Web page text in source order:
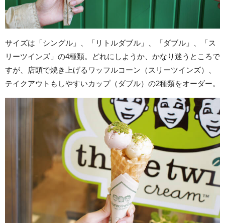
サイズは「シングル」、「リトルダブル」、「ダブル」、「ス
リーツインズ」の4種類。どれにしようか、かなり迷うところで
すが、店頭で焼き上げるワッフルコーン（スリーツインズ）、
テイクアウトもしやすいカップ（ダブル）の2種類をオーダー。